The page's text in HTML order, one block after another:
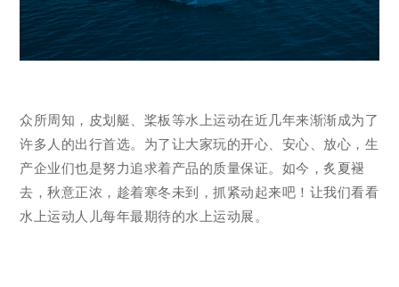
众所周知，皮划艇、桨板等水上运动在近几年来渐渐成为了
许多人的出行首选。为了让大家玩的开心、安心、放心，生
产企业们也是努力追求着产品的质量保证。如今，炙夏褪
去，秋意正浓，趁着寒冬未到，抓紧动起来吧！让我们看看
水上运动人儿每年最期待的水上运动展。